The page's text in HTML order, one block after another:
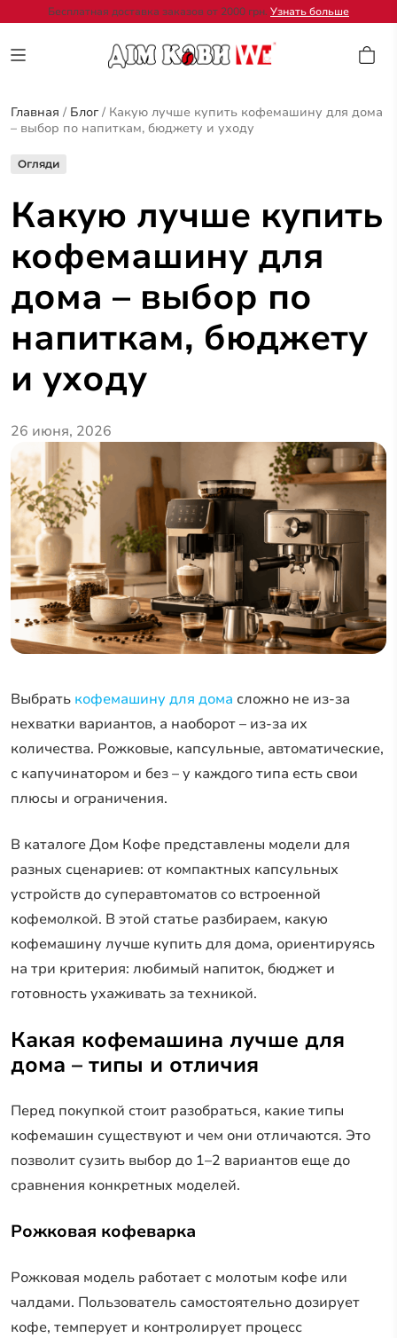
Бесплатная доставка заказов от 2000 грн. Узнать больше
Главная / Блог / Какую лучше купить кофемашину для дома
– выбор по напиткам, бюджету и уходу
Огляди
Какую лучше купить
кофемашину для
дома – выбор по
напиткам, бюджету
и уходу
26 июня, 2026
Выбрать кофемашину для дома сложно не из-за
нехватки вариантов, а наоборот – из-за их
количества. Рожковые, капсульные, автоматические,
с капучинатором и без – у каждого типа есть свои
плюсы и ограничения.
В каталоге Дом Кофе представлены модели для
разных сценариев: от компактных капсульных
устройств до суперавтоматов со встроенной
кофемолкой. В этой статье разбираем, какую
кофемашину лучше купить для дома, ориентируясь
на три критерия: любимый напиток, бюджет и
готовность ухаживать за техникой.
Какая кофемашина лучше для
дома – типы и отличия
Перед покупкой стоит разобраться, какие типы
кофемашин существуют и чем они отличаются. Это
позволит сузить выбор до 1–2 вариантов еще до
сравнения конкретных моделей.
Рожковая кофеварка
Рожковая модель работает с молотым кофе или
чалдами. Пользователь самостоятельно дозирует
кофе, темперует и контролирует процесс